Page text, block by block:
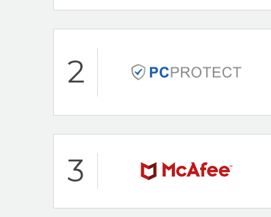
Bescherming
Bescherming
24/7
100% Gratis
2
24/7
30 dagen-geld-
3